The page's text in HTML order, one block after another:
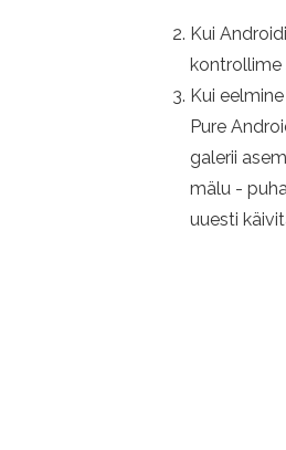
Kui
kontrollime
Kui
Pure
galerii
mälu -
uuesti